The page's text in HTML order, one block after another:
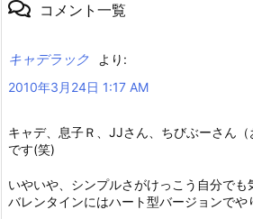
コメント一覧
キャデラック
より:
2010年3月24日 1:17 AM
キャデ、息子Ｒ、JJさん、ちびぶーさん
です(笑)
いやいや、シンプルさがけっこう自分で
バレンタインにはハート型バージョンでや